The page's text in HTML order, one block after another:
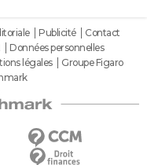
Publicité
Contact
Données personnelles
légales
Groupe Figaro